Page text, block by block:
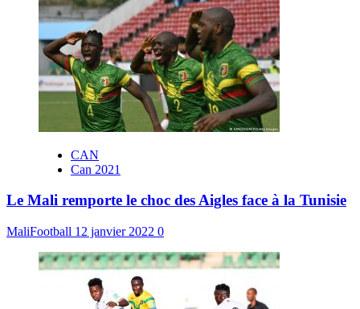
CAN
Can 2021
Le Mali remporte le choc des Aigles face à la Tunisie
MaliFootball 12 janvier 2022 0